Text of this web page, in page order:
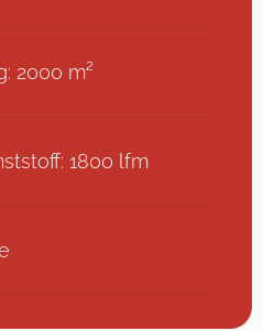
2000 m²
1800 lfm